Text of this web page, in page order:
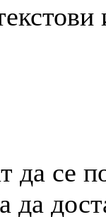
да се
да